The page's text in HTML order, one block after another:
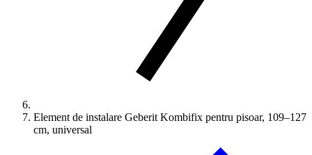
Element de instalare Geberit Kombifix pentru pisoar, 109–127
cm, universal